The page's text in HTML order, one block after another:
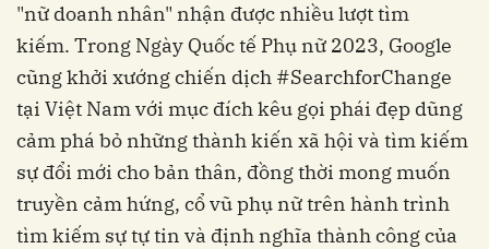
"nữ doanh nhân" nhận được nhiều lượt tìm
kiếm. Trong Ngày Quốc tế Phụ nữ 2023, Google
cũng khởi xướng chiến dịch #SearchforChange
tại Việt Nam với mục đích kêu gọi phái đẹp dũng
cảm phá bỏ những thành kiến xã hội và tìm kiếm
sự đổi mới cho bản thân, đồng thời mong muốn
truyền cảm hứng, cổ vũ phụ nữ trên hành trình
tìm kiếm sự tự tin và định nghĩa thành công của